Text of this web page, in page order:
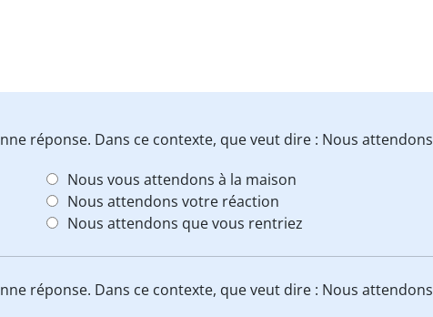
réponse. Dans ce contexte, que veut dire : Nous attendons
Nous vous attendons à la maison
Nous attendons votre réaction
Nous attendons que vous rentriez
réponse. Dans ce contexte, que veut dire : Nous attendons